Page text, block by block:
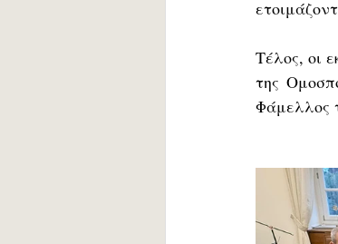
Τέλος, οι
της
Φάμελλος